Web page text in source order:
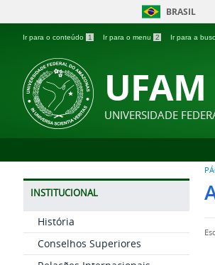
BRASIL
Ir para o conteúdo 1 Ir para o menu 2 Ir para a
UFAM
UNIVERSIDADE
INSTITUCIONAL
História
Conselhos Superiores